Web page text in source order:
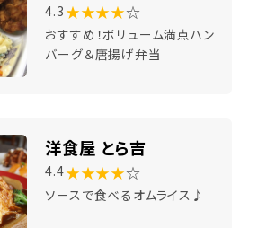
4.3 ★★★★☆
おすすめ！ボリューム満点ハン
バーグ＆唐揚げ弁当
洋食屋 とら吉
4.4★★★★☆
ソースで食べるオムライス♪